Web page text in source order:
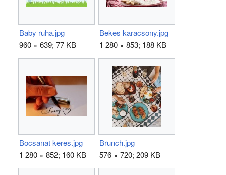
Baby ruha.jpg
960 × 639; 77 KB
Bekes karacsony.jpg
1 280 × 853; 188 KB
Bocsanat keres.jpg
1 280 × 852; 160 KB
Brunch.jpg
576 × 720; 209 KB